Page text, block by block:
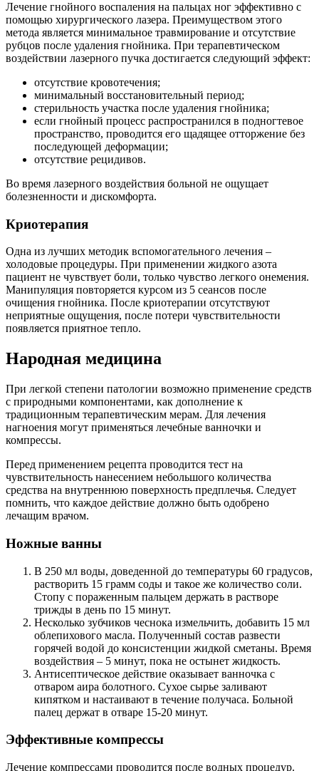
Лечение гнойного воспаления на пальцах ног эффективно с
помощью хирургического лазера. Преимуществом этого
метода является минимальное травмирование и отсутствие
рубцов после удаления гнойника. При терапевтическом
воздействии лазерного пучка достигается следующий эффект:
отсутствие кровотечения;
минимальный восстановительный период;
стерильность участка после удаления гнойника;
если гнойный процесс распространился в подногтевое
пространство, проводится его щадящее отторжение без
последующей деформации;
отсутствие рецидивов.
Во время лазерного воздействия больной не ощущает
болезненности и дискомфорта.
Криотерапия
Одна из лучших методик вспомогательного лечения –
холодовые процедуры. При применении жидкого азота
пациент не чувствует боли, только чувство легкого онемения.
Манипуляция повторяется курсом из 5 сеансов после
очищения гнойника. После криотерапии отсутствуют
неприятные ощущения, после потери чувствительности
появляется приятное тепло.
Народная медицина
При легкой степени патологии возможно применение средств
с природными компонентами, как дополнение к
традиционным терапевтическим мерам. Для лечения
нагноения могут применяться лечебные ванночки и
компрессы.
Перед применением рецепта проводится тест на
чувствительность нанесением небольшого количества
средства на внутреннюю поверхность предплечья. Следует
помнить, что каждое действие должно быть одобрено
лечащим врачом.
Ножные ванны
В 250 мл воды, доведенной до температуры 60 градусов,
растворить 15 грамм соды и такое же количество соли.
Стопу с пораженным пальцем держать в растворе
трижды в день по 15 минут.
Несколько зубчиков чеснока измельчить, добавить 15 мл
облепихового масла. Полученный состав развести
горячей водой до консистенции жидкой сметаны. Время
воздействия – 5 минут, пока не остынет жидкость.
Антисептическое действие оказывает ванночка с
отваром аира болотного. Сухое сырье заливают
кипятком и настаивают в течение получаса. Больной
палец держат в отваре 15-20 минут.
Эффективные компрессы
Лечение компрессами проводится после водных процедур.